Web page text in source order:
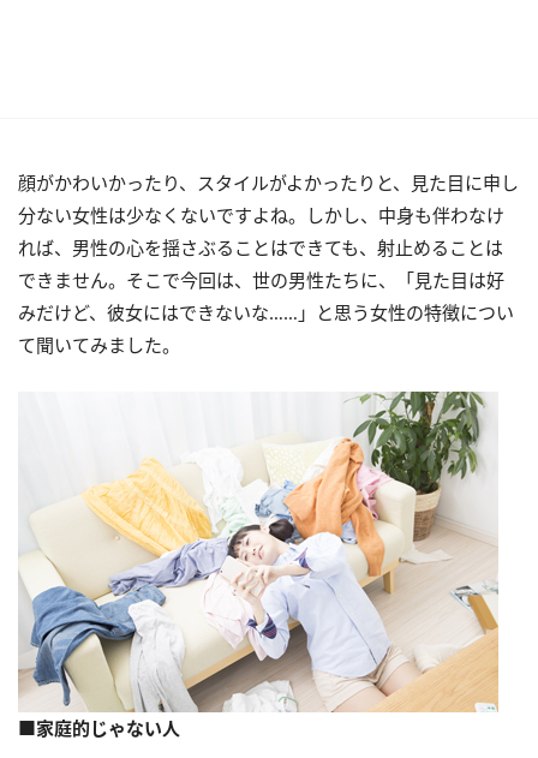
顔がかわいかったり、スタイルがよかったりと、見た目に申し
分ない女性は少なくないですよね。しかし、中身も伴わなけ
れば、男性の心を揺さぶることはできても、射止めることは
できません。そこで今回は、世の男性たちに、「見た目は好
みだけど、彼女にはできないな……」と思う女性の特徴につい
て聞いてみました。
■家庭的じゃない人